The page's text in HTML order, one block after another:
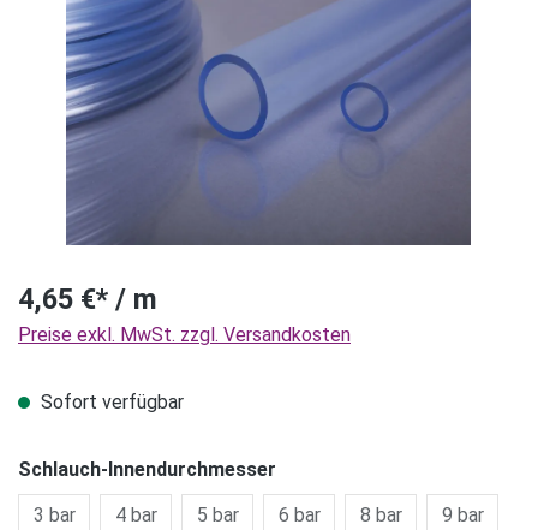
4,65 €* / m
Preise exkl. MwSt. zzgl. Versandkosten
Sofort verfügbar
Schlauch-Innendurchmesser
3 bar
4 bar 5 bar 6 bar 8 bar 9 bar